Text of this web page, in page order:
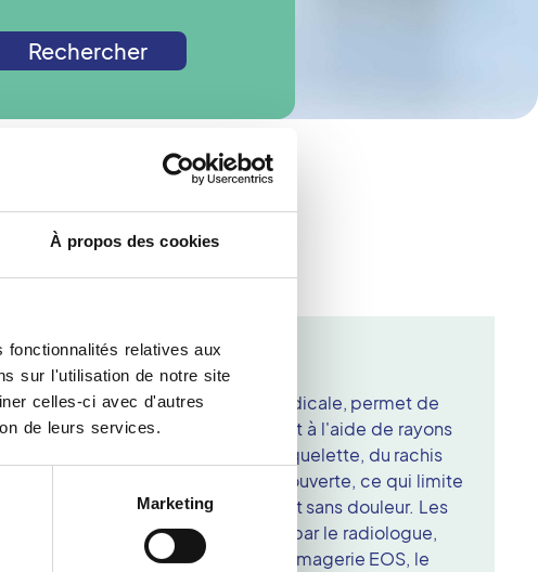
À propos des cookies
relatives aux
sur l'utilisation de notre site
celles-ci avec d'autres
de leurs services.
Marketing
Rechercher
à La Ferte Sous Jouarre
dans un centre d'imagerie médicale, permet de
du corps entier en position debout à l'aide de rayons
Il offre une vision d'ensemble du squelette, du rachis
patient est placé dans une cabine ouverte, ce qui limite
L'examen est rapide et sans douleur. Les
sont ensuite reconstituées en 3D par le radiologue,
posturale complète. Grâce à l'imagerie EOS, le